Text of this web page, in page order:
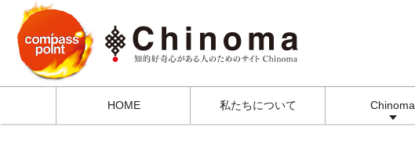
HOME 私たちについて Chinoma